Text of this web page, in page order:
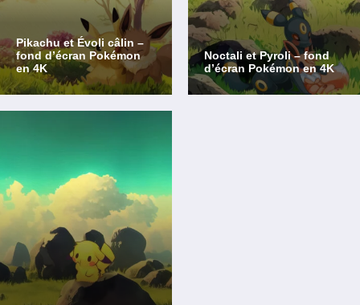
Pikachu et Évoli câlin –
fond d’écran Pokémon
en 4K
Noctali et Pyroli – fond
d’écran Pokémon en 4K